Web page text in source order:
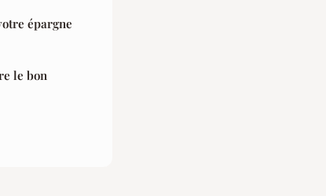
épargne
le bon